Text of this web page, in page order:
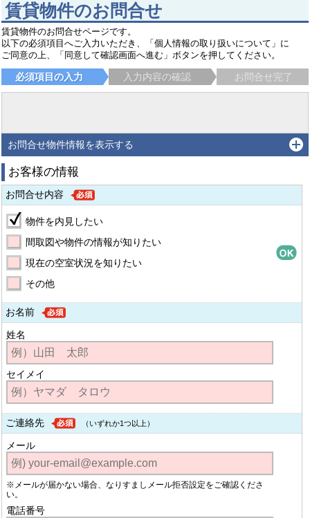
賃貸物件のお問合せ
賃貸物件のお問合せページです。
以下の必須項目へご入力いただき、「個人情報の取り扱いについて」に
ご同意の上、「同意して確認画面へ進む」ボタンを押してください。
必須項目の入力 入力内容の確認 お問合せ完了
お問合せ物件情報を表示する
お客様の情報
お問合せ内容
物件を内見したい
間取図や物件の情報が知りたい
現在の空室状況を知りたい
その他
お名前
姓名
セイメイ
ご連絡先 （いずれか1つ以上）
メール
※メールが届かない場合、なりすましメール拒否設定をご確認くださ
い。
電話番号